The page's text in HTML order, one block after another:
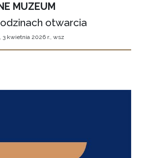
MUZEUM
otwarcia
kwietnia 2026 r., wsz